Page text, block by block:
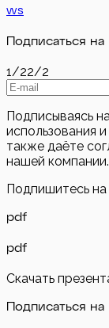
ws
Подписаться на
1/22/2
Подписываясь
использования
также даёте
нашей компании.
Подпишитесь
pdf
pdf
Скачать
Подписаться на